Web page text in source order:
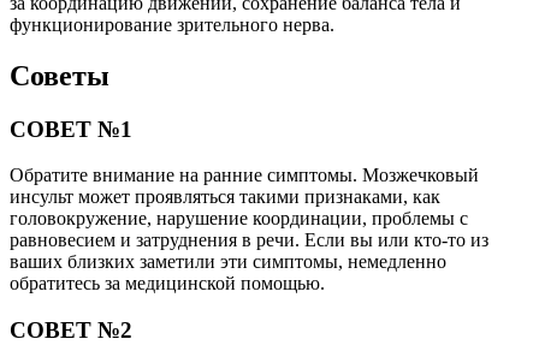
функционирование зрительного нерва.
Советы
СОВЕТ №1
Обратите внимание на ранние симптомы. Мозжечковый
инсульт может проявляться такими признаками, как
головокружение, нарушение координации, проблемы с
равновесием и затруднения в речи. Если вы или кто-то из
ваших близких заметили эти симптомы, немедленно
обратитесь за медицинской помощью.
СОВЕТ №2